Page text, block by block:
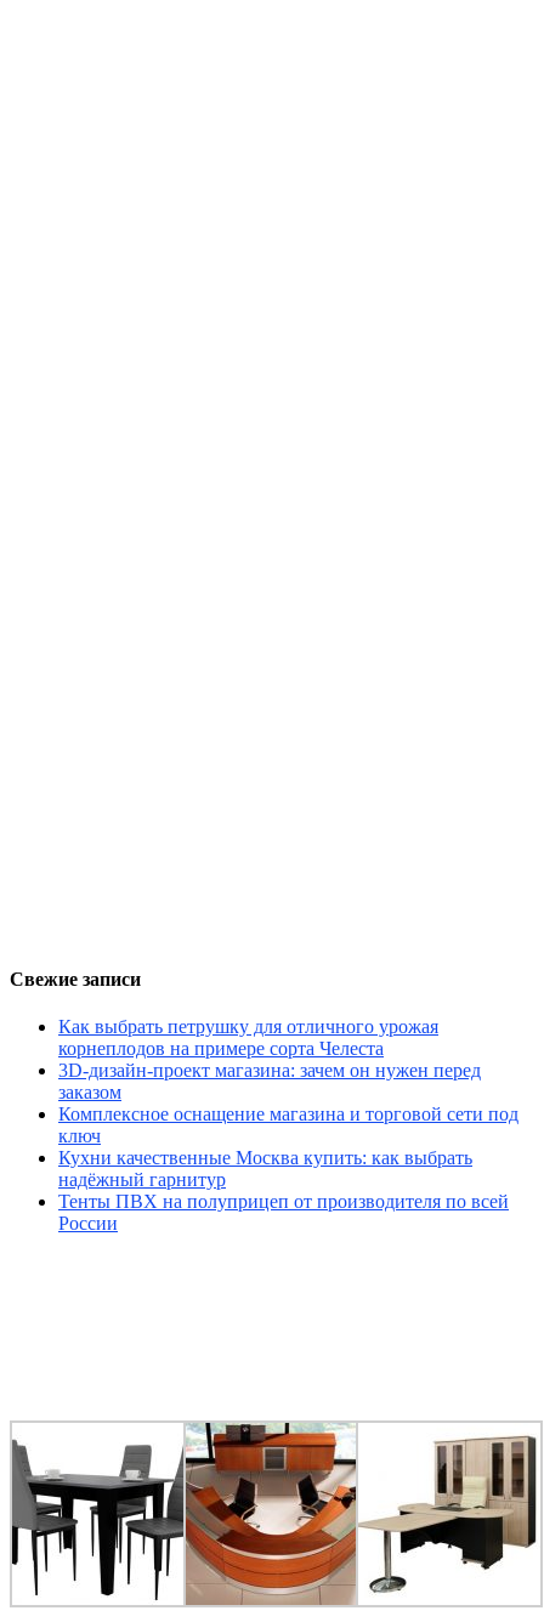
Свежие записи
Как выбрать петрушку для отличного урожая
корнеплодов на примере сорта Челеста
3D-дизайн-проект магазина: зачем он нужен перед
заказом
Комплексное оснащение магазина и торговой сети под
ключ
Кухни качественные Москва купить: как выбрать
надёжный гарнитур
Тенты ПВХ на полуприцеп от производителя по всей
России